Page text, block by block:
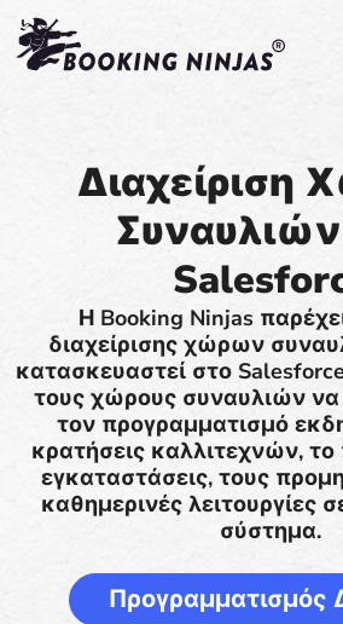
Διαχείριση
Η Booking Ninjas
διαχείρισης χώρων
κατασκευαστεί στο
τους χώρους συναυλιών να
τον προγραμματισμό
κρατήσεις καλλιτεχνών,
εγκαταστάσεις, τους
καθημερινές λειτουργίες
σύστημα.
Προγραμματισμός